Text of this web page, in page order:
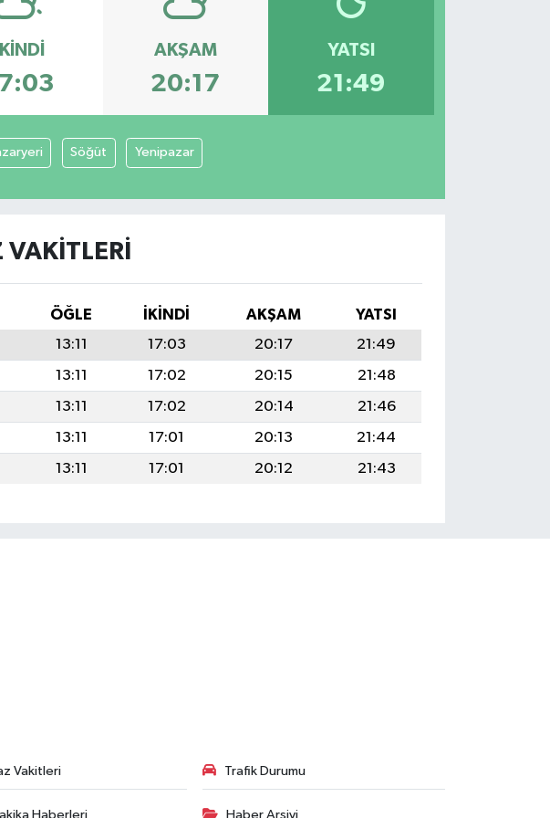
İKINDI AKŞAM
20:17
YATSI
21:49
Söğüt Yenipazar
ÖĞLE İKINDI AKŞAM
YATSI
13:11 17:03 20:17
21:49
13:11 17:02 20:15
21:48
13:11 17:02 20:14
21:46
13:11 17:01 20:13
21:44
13:11 17:01 20:12 21:43
Vakitleri Trafik Durumu
Haberleri Haber Arşivi